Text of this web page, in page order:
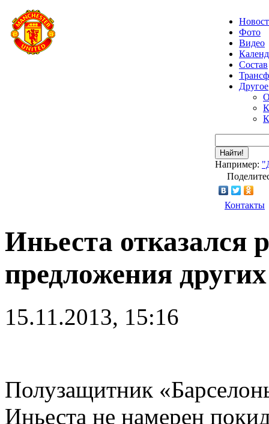
Фото
Видео
Состав
Другое
Найти!
Например:
Контакты
Иньеста отказался
предложения
15.11.2013, 15:16
Полузащитник
Иньеста не намерен